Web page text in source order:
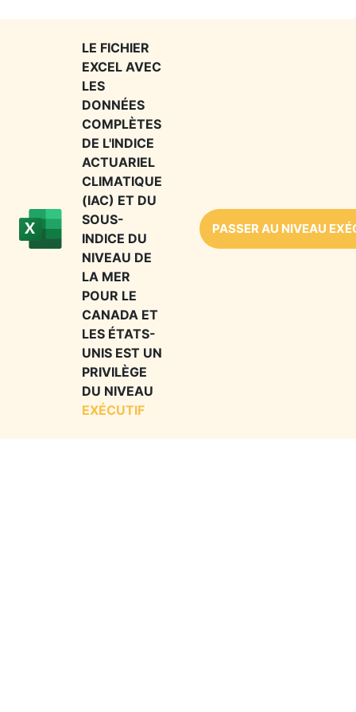
LE FICHIER
EXCEL AVEC
LES
DONNÉES
COMPLÈTES
DE L'INDICE
ACTUARIEL
CLIMATIQUE
(IAC) ET DU
SOUS-
INDICE DU
NIVEAU DE
LA MER
POUR LE
CANADA ET
LES ÉTATS-
UNIS EST UN
PRIVILÈGE
DU NIVEAU
EXÉCUTIF
PASSER AU NIVEAU